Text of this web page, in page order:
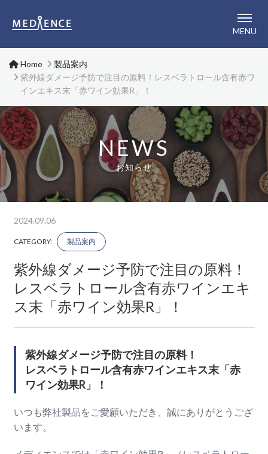
MENU
Home
製品案内
紫外線ダメージ予防で注目の原料！レスベラトロール含有赤ワ
インエキス末「赤ワイン効果R」！
NEWS
お知らせ
2024.09.06
CATEGORY: 製品案内
紫外線ダメージ予防で注目の原料！
レスベラトロール含有赤ワインエキ
ス末「赤ワイン効果R」！
紫外線ダメージ予防で注目の原料！
レスベラトロール含有赤ワインエキス末「赤
ワイン効果R」！
いつも弊社製品をご愛顧いただき、誠にありがとうござ
います。